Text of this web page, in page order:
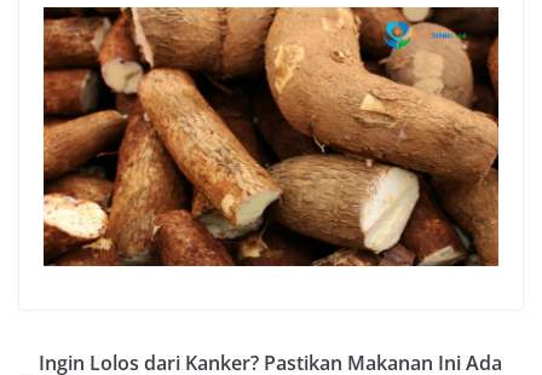
Ingin Lolos dari Kanker? Pastikan Makanan Ini Ada